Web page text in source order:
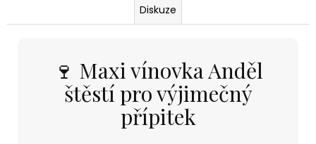
Diskuze
🍷 Maxi vínovka Anděl
štěstí pro výjimečný
přípitek